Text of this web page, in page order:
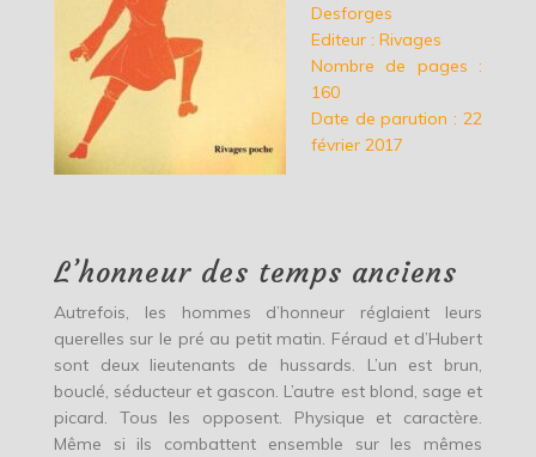
Desforges
Editeur : Rivages
Nombre de pages :
160
Date de parution : 22
février 2017
L’honneur des temps anciens
Autrefois, les hommes d’honneur réglaient leurs
querelles sur le pré au petit matin. Féraud et d’Hubert
sont deux lieutenants de hussards. L’un est brun,
bouclé, séducteur et gascon. L’autre est blond, sage et
picard. Tous les opposent. Physique et caractère.
Même si ils combattent ensemble sur les mêmes